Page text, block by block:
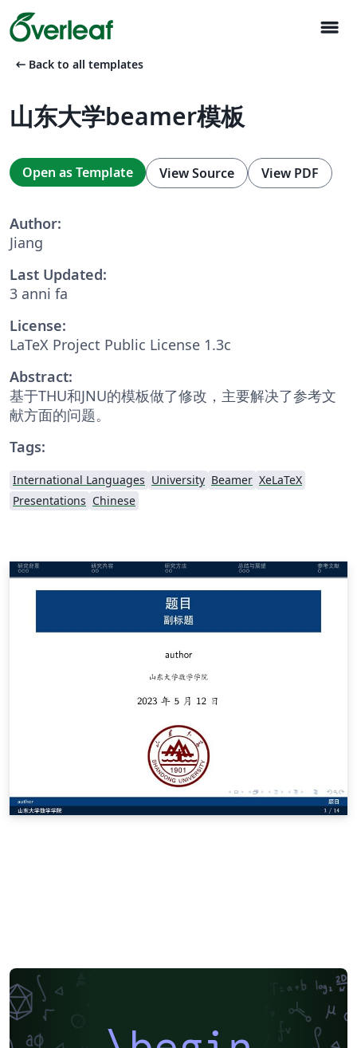
menu
arrow_left_alt Back to all templates
山东大学beamer模板
Open as Template View Source View PDF
Author:
Jiang
Last Updated:
3 anni fa
License:
LaTeX Project Public License 1.3c
Abstract:
基于THU和JNU的模板做了修改，主要解决了参考文
献方面的问题。
Tags:
International Languages University Beamer XeLaTeX
Presentations Chinese